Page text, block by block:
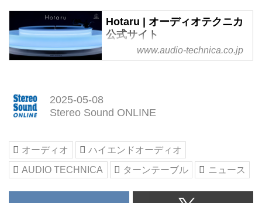
Hotaru | オーディオテクニカ
公式サイト
オーディオテクニカの革新技術が
蔵スピーカーから高品位で豊かな
インワンシステムとは一線を画す
る幻想的な音楽体験をもたらしま
す。
www.audio-technica.co.jp
2025-05-08
Stereo Sound ONLINE
オーディオ
ハイエンドオーディオ
AUDIO TECHNICA
ターンテーブル ニュース